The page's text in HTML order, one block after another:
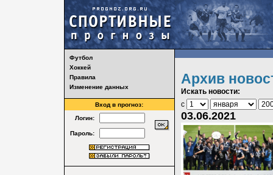
Футбол
Хоккей
Правила
Изменение данных
Вход в прогноз:
Логин:
Пароль:
Архив
Искать новости:
с
03.06.2021